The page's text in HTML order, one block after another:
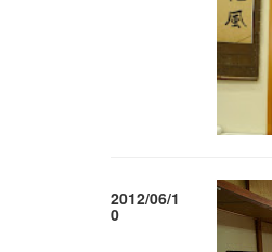
2012/06/1
0